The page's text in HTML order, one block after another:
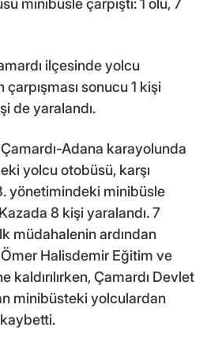
minibüsle çarpıştı: 1 ölü, 7
ilçesinde yolcu
sonucu 1 kişi
de yaralandı.
Adana karayolunda
yolcu otobüsü, karşı
yönetimindeki minibüsle
8 kişi yaralandı. 7
müdahalenin ardından
Halisdemir Eğitim ve
kaldırılırken, Çamardı Devlet
minibüsteki yolculardan
kaybetti.